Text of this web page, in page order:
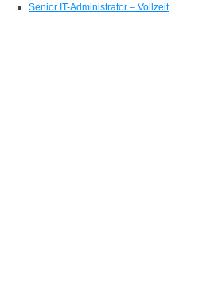
Senior IT-Administrator – Vollzeit